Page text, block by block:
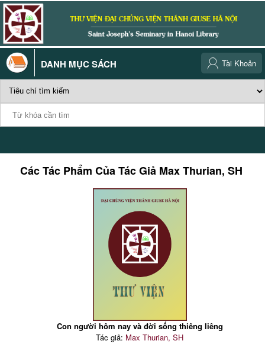
DANH MỤC SÁCH Tài Khoản
Các Tác Phẩm Của Tác Giả Max Thurian, SH
Con người hôm nay và đời sống thiêng liêng
Tác giả: Max Thurian, SH